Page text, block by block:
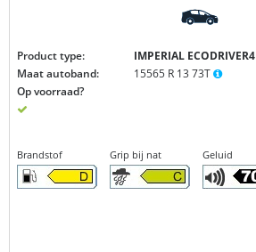
Product type:
IMPERIAL ECODRIVER4
Maat autoband:
15565 R 13 73T
Op voorraad?
Brandstof Grip bij nat Geluid